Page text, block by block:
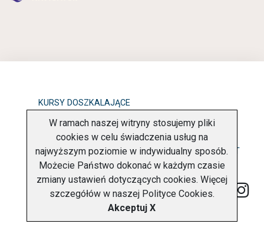
KURSY DOSZKALAJĄCE
OBOWIĄZEK INFORMACYJNY
POLITYKA PRYWATNOŚCI O FIRMIE KONTAKT
Copyright © 2026 Charter Navigator
W ramach naszej witryny stosujemy pliki
cookies w celu świadczenia usług na
najwyższym poziomie w indywidualny sposób.
Możecie Państwo dokonać w każdym czasie
zmiany ustawień dotyczących cookies. Więcej
szczegółów w naszej Polityce Cookies.
Akceptuj X